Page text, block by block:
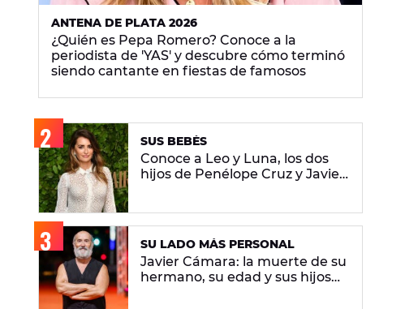
ANTENA DE PLATA 2026
¿Quién es Pepa Romero? Conoce a la
periodista de 'YAS' y descubre cómo terminó
siendo cantante en fiestas de famosos
SUS BEBÉS
Conoce a Leo y Luna, los dos
hijos de Penélope Cruz y Javier
SU LADO MÁS PERSONAL
Javier Cámara: la muerte de su
hermano, su edad y sus hijos